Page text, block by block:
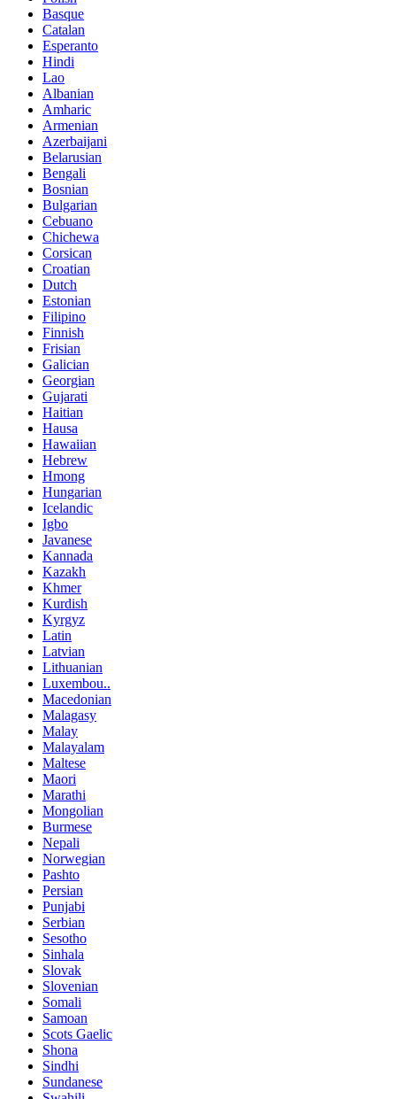
Basque
Catalan
Esperanto
Hindi
Lao
Albanian
Amharic
Armenian
Azerbaijani
Belarusian
Bengali
Bosnian
Bulgarian
Cebuano
Chichewa
Corsican
Croatian
Dutch
Estonian
Filipino
Finnish
Frisian
Galician
Georgian
Gujarati
Haitian
Hausa
Hawaiian
Hebrew
Hmong
Hungarian
Icelandic
Igbo
Javanese
Kannada
Kazakh
Khmer
Kurdish
Kyrgyz
Latin
Latvian
Lithuanian
Luxembou..
Macedonian
Malagasy
Malay
Malayalam
Maltese
Maori
Marathi
Mongolian
Burmese
Nepali
Norwegian
Pashto
Persian
Punjabi
Serbian
Sesotho
Sinhala
Slovak
Slovenian
Somali
Samoan
Scots Gaelic
Shona
Sindhi
Sundanese